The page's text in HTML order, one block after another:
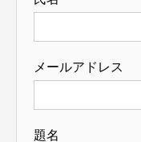
メールアドレス
題名